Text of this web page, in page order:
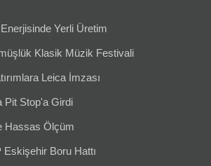
Yerli Üretim
Klasik Müzik Festivali
Leica İmzası
Pit Stop'a Girdi
Hassas Ölçüm
Eskişehir Boru Hattı